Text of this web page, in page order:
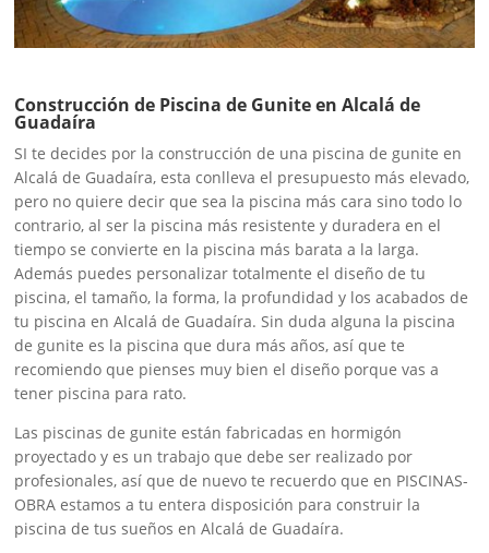
Construcción de Piscina de Gunite en Alcalá de
Guadaíra
SI te decides por la construcción de una piscina de gunite en
Alcalá de Guadaíra, esta conlleva el presupuesto más elevado,
pero no quiere decir que sea la piscina más cara sino todo lo
contrario, al ser la piscina más resistente y duradera en el
tiempo se convierte en la piscina más barata a la larga.
Además puedes personalizar totalmente el diseño de tu
piscina, el tamaño, la forma, la profundidad y los acabados de
tu piscina en Alcalá de Guadaíra. Sin duda alguna la piscina
de gunite es la piscina que dura más años, así que te
recomiendo que pienses muy bien el diseño porque vas a
tener piscina para rato.
Las piscinas de gunite están fabricadas en hormigón
proyectado y es un trabajo que debe ser realizado por
profesionales, así que de nuevo te recuerdo que en PISCINAS-
OBRA estamos a tu entera disposición para construir la
piscina de tus sueños en Alcalá de Guadaíra.